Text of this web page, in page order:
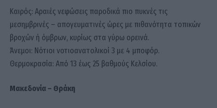
Καιρός: Αραιές νεφώσεις παροδικά πιο πυκνές τις
μεσημβρινές – απογευματινές ώρες με πιθανότητα τοπικών
βροχών ή όμβρων, κυρίως στα γύρω ορεινά.
Άνεμοι: Νότιοι νοτιοανατολικοί 3 με 4 μποφόρ.
Θερμοκρασία: Από 13 έως 25 βαθμούς Κελσίου.
Μακεδονία – Θράκη